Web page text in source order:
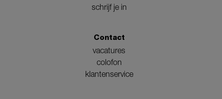
schrijf je in
Contact
vacatures
colofon
klantenservice